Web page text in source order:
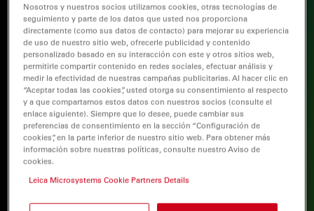
Nosotros y nuestros socios utilizamos cookies, otras tecnologías de
seguimiento y parte de los datos que usted nos proporciona
directamente (como sus datos de contacto) para mejorar su experiencia
de uso de nuestro sitio web, ofrecerle publicidad y contenido
personalizado basado en su interacción con este y otros sitios web,
permitirle compartir contenido en redes sociales, efectuar análisis y
medir la efectividad de nuestras campañas publicitarias. Al hacer clic en
“Aceptar todas las cookies”, usted otorga su consentimiento al respecto
y a que compartamos estos datos con nuestros socios (consulte el
enlace siguiente). Siempre que lo desee, puede cambiar sus
preferencias de consentimiento en la sección “Configuración de
cookies”, en la parte inferior de nuestro sitio web. Para obtener más
información sobre nuestras políticas, consulte nuestro Aviso de
cookies.
Leica Microsystems Cookie Partners Details